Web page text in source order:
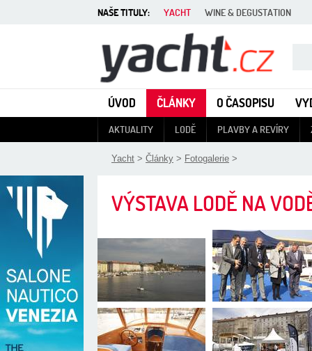
Yacht - Časopis o lodích
ÚVOD ČLÁNKY O ČASOPISU
AKTUALITY LODĚ PLAVBY A REVÍRY
Yacht > Články > Fotogalerie >
VÝSTAVA LODĚ NA
NAŠE TITULY: YACHT WINE & DEGUSTATION